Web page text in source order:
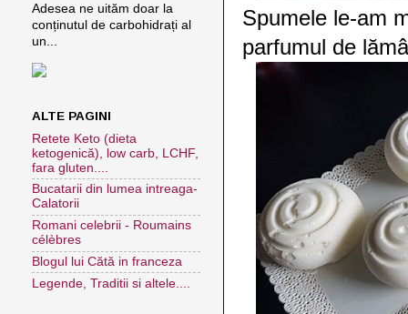
Spumele le-am
parfumul de
Adesea ne uităm doar la
conținutul de carbohidrați al
un...
ALTE PAGINI
Retete Keto (dieta
ketogenică), low carb, LCHF,
fara gluten....
Bucatarii din lumea intreaga-
Calatorii
Romani celebrii - Roumains
célèbres
Blogul lui Cătă in franceza
Legende, Traditii si altele....